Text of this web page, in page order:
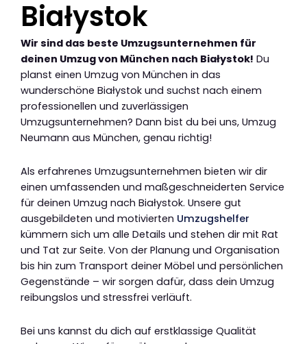
Białystok
Wir sind das beste Umzugsunternehmen für
deinen Umzug von München nach Białystok! Du
planst einen Umzug von München in das
wunderschöne Białystok und suchst nach einem
professionellen und zuverlässigen
Umzugsunternehmen? Dann bist du bei uns, Umzug
Neumann aus München, genau richtig!
Als erfahrenes Umzugsunternehmen bieten wir dir
einen umfassenden und maßgeschneiderten Service
für deinen Umzug nach Białystok. Unsere gut
ausgebildeten und motivierten Umzugshelfer
kümmern sich um alle Details und stehen dir mit Rat
und Tat zur Seite. Von der Planung und Organisation
bis hin zum Transport deiner Möbel und persönlichen
Gegenstände – wir sorgen dafür, dass dein Umzug
reibungslos und stressfrei verläuft.
Bei uns kannst du dich auf erstklassige Qualität